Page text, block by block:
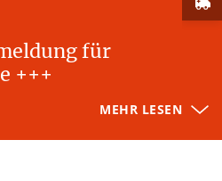
für
+++
MEHR LESEN